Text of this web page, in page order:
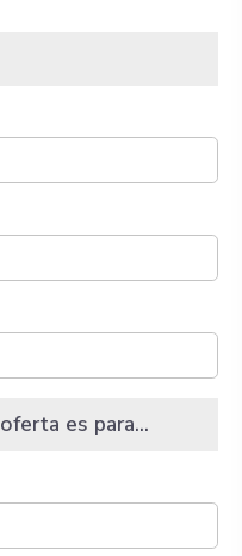
es para...